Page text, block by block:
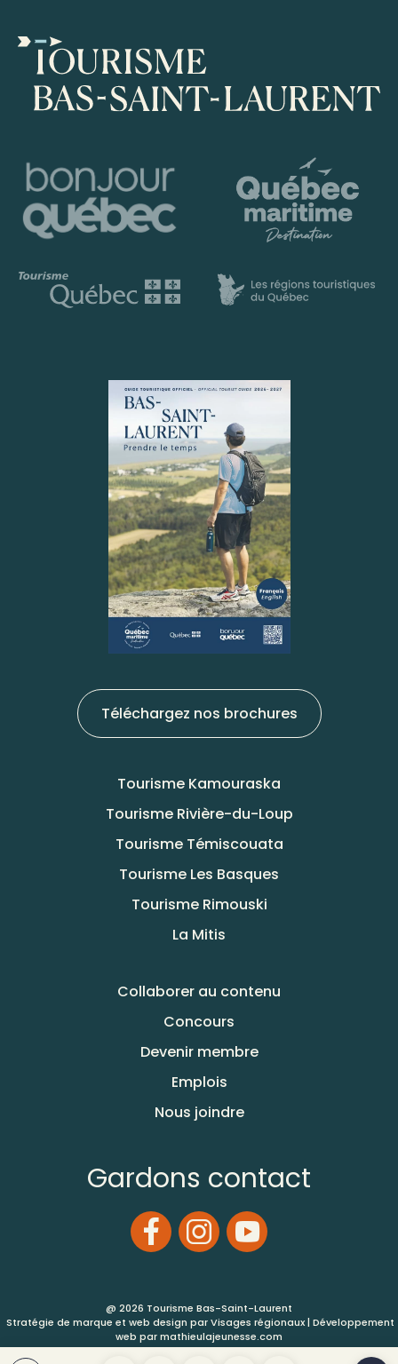
Téléchargez nos brochures
Tourisme Kamouraska
Tourisme Rivière-du-Loup
Tourisme Témiscouata
Tourisme Les Basques
Tourisme Rimouski
La Mitis
Collaborer au contenu
Concours
Devenir membre
Emplois
Nous joindre
Gardons contact
@ 2026 Tourisme Bas-Saint-Laurent
Stratégie de marque et web design parVisages régionaux| Développement
web parmathieulajeunesse.com